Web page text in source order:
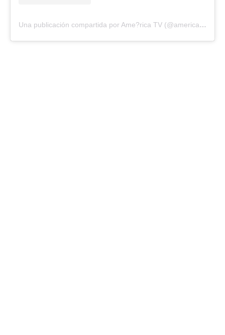
Una publicación compartida por Ame?rica TV (@americatv)